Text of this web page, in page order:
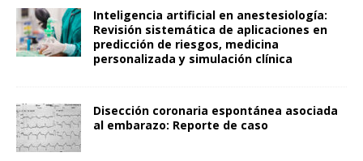
Inteligencia artificial en anestesiología:
Revisión sistemática de aplicaciones en
predicción de riesgos, medicina
personalizada y simulación clínica
Disección coronaria espontánea asociada
al embarazo: Reporte de caso